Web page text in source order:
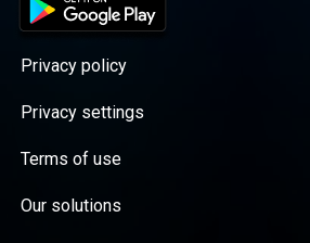
Privacy policy
Privacy settings
Terms of use
Our solutions